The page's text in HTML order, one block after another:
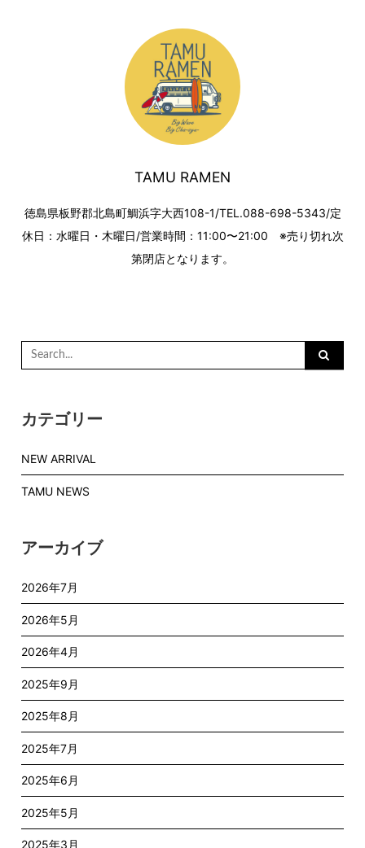
TAMU RAMEN
徳島県板野郡北島町鯛浜字大西108-1/TEL.088-698-5343/定
休日：水曜日・木曜日/営業時間：11:00〜21:00 ※売り切れ次
第閉店となります。
Search
for:
カテゴリー
NEW ARRIVAL
TAMU NEWS
アーカイブ
2026年7月
2026年5月
2026年4月
2025年9月
2025年8月
2025年7月
2025年6月
2025年5月
2025年3月